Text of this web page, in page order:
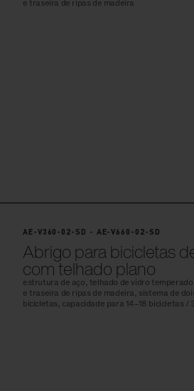
e traseira de ripas de madeira
AE-V360-02-SD - AE-V660-02-SD
Abrigo para bicicletas
com telhado plano
estrutura de aço, telhado de vidro
e traseira de ripas de madeira, sistema de
bicicletas, capacidade para 14–18 bicicletas /